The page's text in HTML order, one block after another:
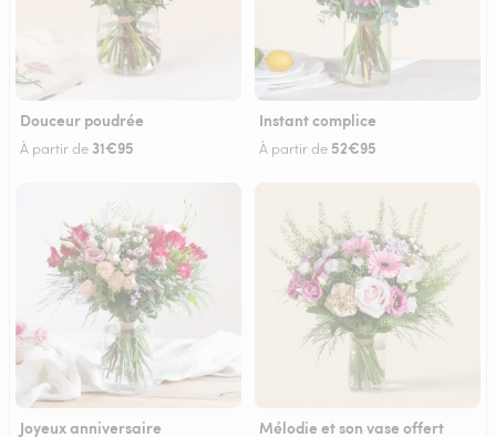
Douceur poudrée
À partir de 31€95
Instant complice
À partir de 52€95
Joyeux anniversaire Mélodie et son vase offert